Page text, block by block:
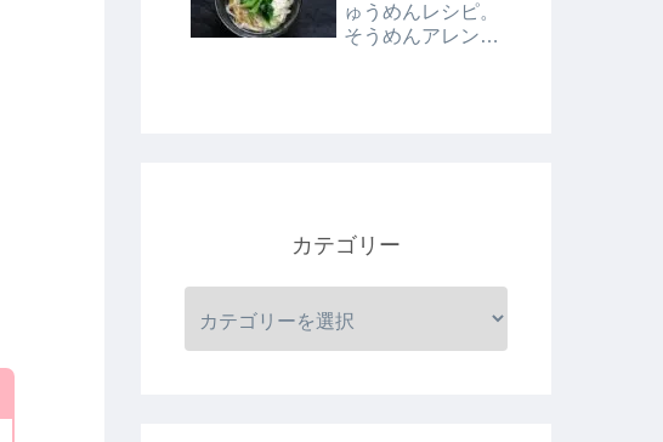
ゅうめんレシピ。
そうめんアレンジ
カテゴリー